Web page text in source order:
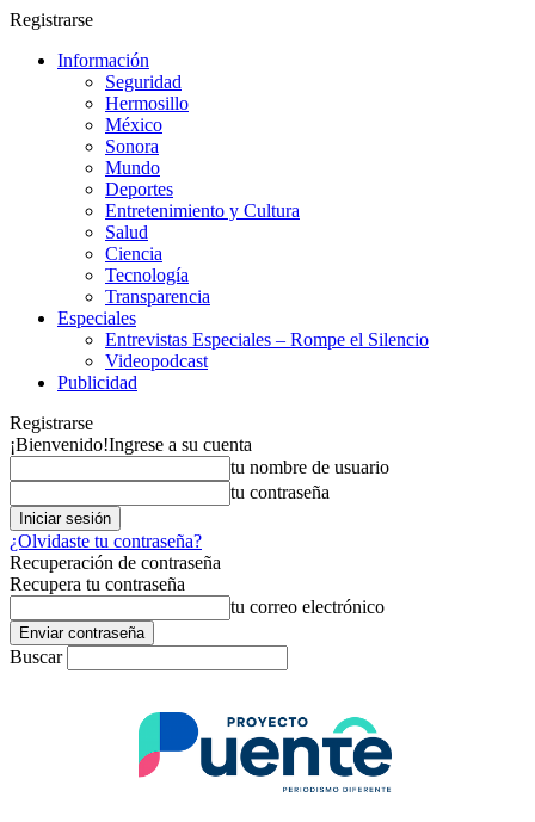
Registrarse
Información
Seguridad
Hermosillo
México
Sonora
Mundo
Deportes
Entretenimiento y Cultura
Salud
Ciencia
Tecnología
Transparencia
Especiales
Entrevistas Especiales – Rompe el Silencio
Videopodcast
Publicidad
Registrarse
¡Bienvenido!Ingrese a su cuenta
tu nombre de usuario
tu contraseña
¿Olvidaste tu contraseña?
Recuperación de contraseña
Recupera tu contraseña
tu correo electrónico
Buscar